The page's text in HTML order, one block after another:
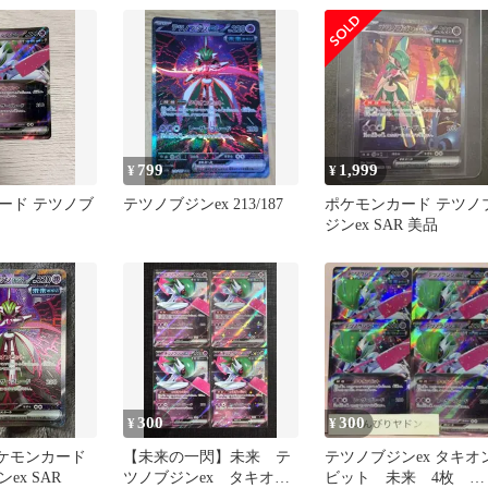
ド テツノブ
¥ 799
テツノブジンex 213/187
¥ 1,999
ポケモンカード テツノ
ジンex SAR 美品
モンカード
ex SAR
¥300
【未来の一閃】未来 テ
ツノブジンex タキオン
¥300
テツノブジンex タキオ
ビット 未来 4枚